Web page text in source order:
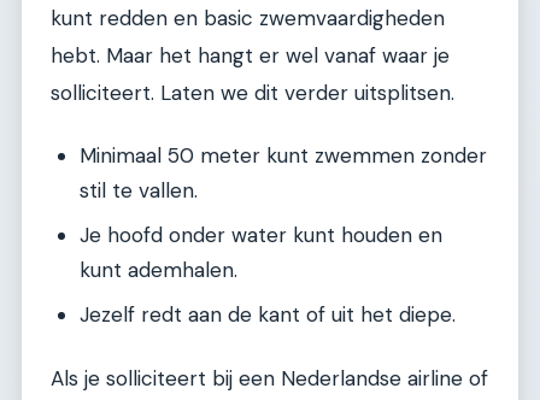
kunt redden en basic zwemvaardigheden
hebt. Maar het hangt er wel vanaf waar je
solliciteert. Laten we dit verder uitsplitsen.
Minimaal 50 meter kunt zwemmen zonder
stil te vallen.
Je hoofd onder water kunt houden en
kunt ademhalen.
Jezelf redt aan de kant of uit het diepe.
Als je solliciteert bij een Nederlandse airline of